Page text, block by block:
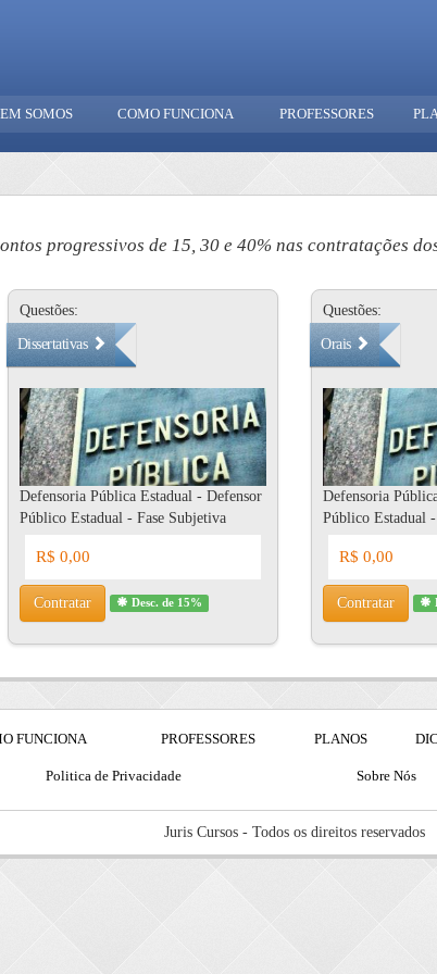
SOMOS COMO FUNCIONA PROFESSORES
progressivos de 15, 30 e 40% nas contratações
Questões:
Dissertativas
Defensoria Pública Estadual - Defensor
Público Estadual - Fase Subjetiva
R$ 0,00
Contratar Desc. de 15%
Questões:
Orais
Defensoria
Público Estadual
R$ 0,00
Contratar
FUNCIONA PROFESSORES PLANOS
Politica de Privacidade Sobre Nós
Juris Cursos - Todos os direitos reservados